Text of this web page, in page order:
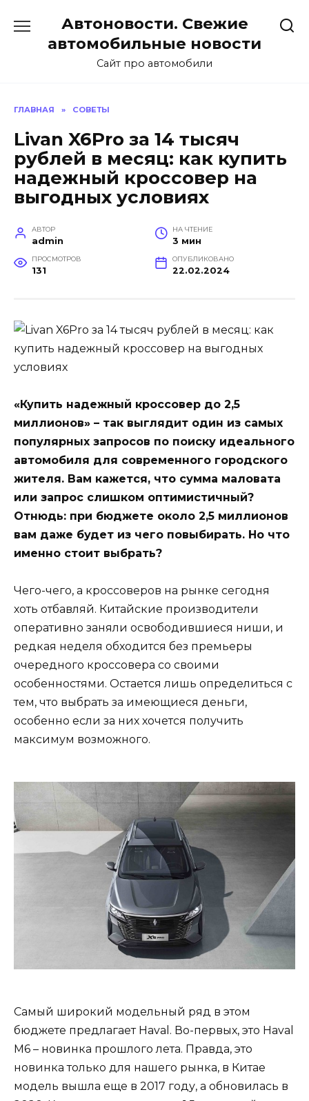
содержанию
Автоновости. Свежие
автомобильные новости
Сайт про автомобили
ГЛАВНАЯ » СОВЕТЫ
Livan X6Pro за 14 тысяч
рублей в месяц: как купить
надежный кроссовер на
выгодных условиях
АВТОР
admin
НА ЧТЕНИЕ
3 мин
ПРОСМОТРОВ
131
ОПУБЛИКОВАНО
22.02.2024
«Купить надежный кроссовер до 2,5
миллионов» – так выглядит один из самых
популярных запросов по поиску идеального
автомобиля для современного городского
жителя. Вам кажется, что сумма маловата
или запрос слишком оптимистичный?
Отнюдь: при бюджете около 2,5 миллионов
вам даже будет из чего повыбирать. Но что
именно стоит выбрать?
Чего-чего, а кроссоверов на рынке сегодня
хоть отбавляй. Китайские производители
оперативно заняли освободившиеся ниши, и
редкая неделя обходится без премьеры
очередного кроссовера со своими
особенностями. Остается лишь определиться с
тем, что выбрать за имеющиеся деньги,
особенно если за них хочется получить
максимум возможного.
Самый широкий модельный ряд в этом
бюджете предлагает Haval. Во-первых, это Haval
M6 – новинка прошлого лета. Правда, это
новинка только для нашего рынка, в Китае
модель вышла еще в 2017 году, а обновилась в